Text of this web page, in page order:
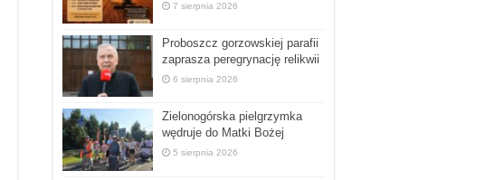
7 sierpnia 2026
Proboszcz gorzowskiej parafii
zaprasza peregrynację relikwii
6 sierpnia 2026
Zielonogórska pielgrzymka
wędruje do Matki Bożej
5 sierpnia 2026